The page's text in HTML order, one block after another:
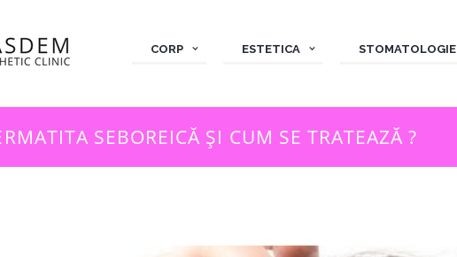
CORP ESTETICA STOMATOLOGIE
SEBOREICĂ ȘI CUM SE TRATEAZĂ ?